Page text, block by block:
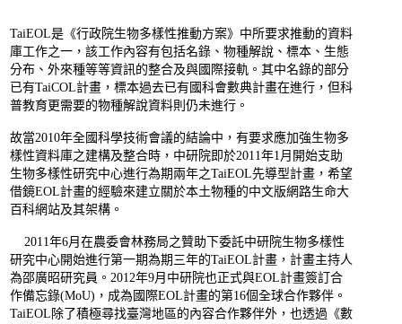
TaiEOL是《行政院生物多樣性推動方案》中所要求推動的資料
庫工作之一，該工作內容有包括名錄、物種解說、標本、生態
分布、外來種等等資訊的整合及與國際接軌。其中名錄的部分
已有TaiCOL計畫，標本過去已有國科會數典計畫在進行，但科
普教育更需要的物種解說資料則仍未進行。
故當2010年全國科學技術會議的結論中，有要求應加強生物多
樣性資料庫之建構及整合時，中研院即於2011年1月開始支助
生物多樣性研究中心進行為期兩年之TaiEOL先導型計畫，希望
借鏡EOL計畫的經驗來建立關於本土物種的中文版網路生命大
百科網站及其架構。
2011年6月在農委會林務局之贊助下委託中研院生物多樣性
研究中心開始進行第一期為期三年的TaiEOL計畫，計畫主持人
為邵廣昭研究員。2012年9月中研院也正式與EOL計畫簽訂合
作備忘錄(MoU)，成為國際EOL計畫的第16個全球合作夥伴。
TaiEOL除了積極尋找臺灣地區的內容合作夥伴外，也透過《數